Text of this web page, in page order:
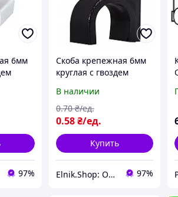
6мм
97%
Скоба крепежная 6мм
круглая с гвоздем
[A0150030036] АСКО
В наличии
0.58₴/ед.
0.70 ₴/ед.
Купить
Elnik.Shop: Оптово-розничная компания 97%